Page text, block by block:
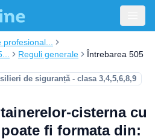
Reguli generale Întrebarea 505
de siguranță - clasa 3,4,5,6,8,9
cisterna cu
fi formata din: